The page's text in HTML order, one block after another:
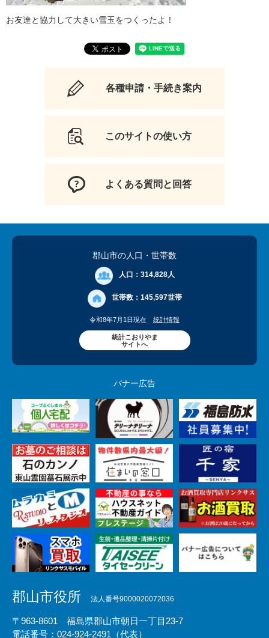
お友達と協力して大きい雪玉をつくったよ！
各種申請・手続き案内
このサイトの使い方
よくある質問と回答
郡山市の人口 ・世帯数
人口： 314,828人
世帯数： 145,597世帯
令和8年7月1日現在 統計情報
統計こおりやま
サイトへ
バナー広告
郡山市役所 法人番号9000020072036
〒963-8601 福島県郡山市朝日一丁目23-7
電話番号：024-924-2491（代表）